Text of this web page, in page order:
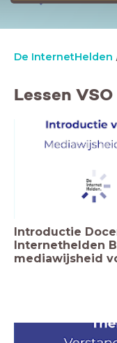
De InternetHelden
Lessen VSO
Introductie
Internethelden
mediawijsheid